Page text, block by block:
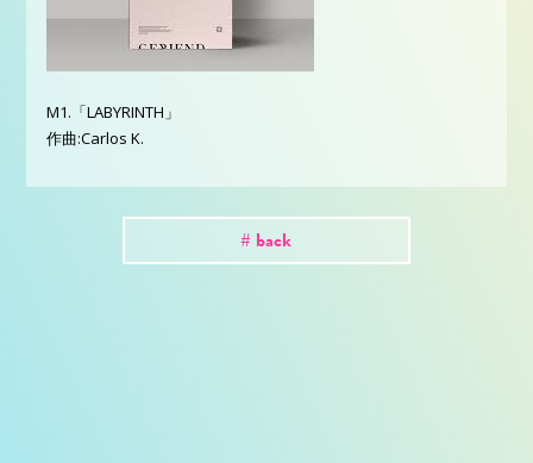
M1.「LABYRINTH」
作曲:Carlos K.
# back